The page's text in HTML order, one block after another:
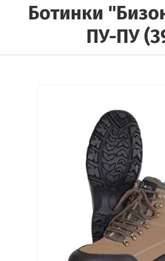
Ботинки
ПУ-ПУ
Артикул:
Текст: